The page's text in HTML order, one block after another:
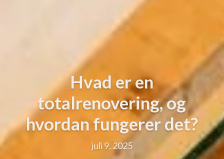
Hvad er en
totalrenovering, og
hvordan fungerer det?
juli 9, 2025